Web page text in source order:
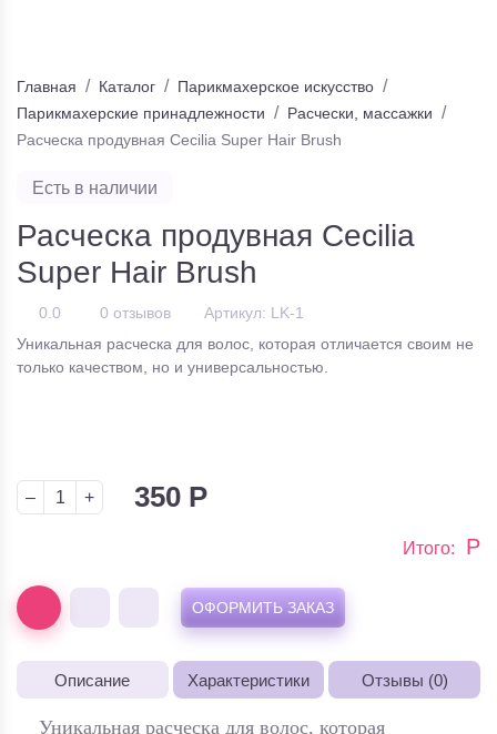
Главная Каталог
Парикмахерское искусство
Парикмахерские принадлежности
Расчески, массажки
Расческа продувная Cecilia Super Hair Brush
Есть в наличии
Расческа продувная Cecilia
Super Hair Brush
0.0 0 отзывов Артикул: LK-1
Уникальная расческа для волос, которая отличается своим не
только качеством, но и универсальностью.
– + 350 Р
Итого: Р
ОФОРМИТЬ ЗАКАЗ
Описание Характеристики Отзывы (0)
Уникальная расческа для волос, которая